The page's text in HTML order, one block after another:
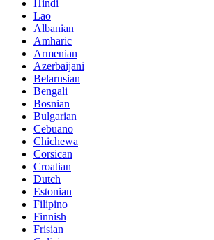
Hindi
Lao
Albanian
Amharic
Armenian
Azerbaijani
Belarusian
Bengali
Bosnian
Bulgarian
Cebuano
Chichewa
Corsican
Croatian
Dutch
Estonian
Filipino
Finnish
Frisian